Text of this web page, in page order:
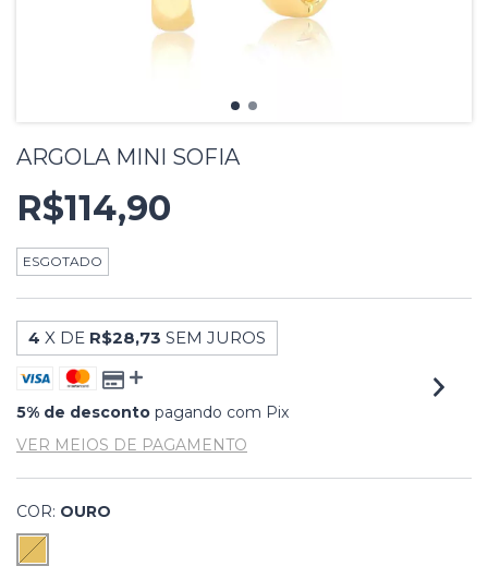
ARGOLA MINI SOFIA
R$114,90
ESGOTADO
4 X DE R$28,73 SEM JUROS
5% de desconto pagando com Pix
VER MEIOS DE PAGAMENTO
COR: OURO